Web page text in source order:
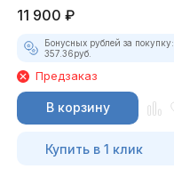
11 900 ₽
Бонусных рублей за покупку:
357.36руб.
Предзаказ
В корзину
Купить в 1 клик